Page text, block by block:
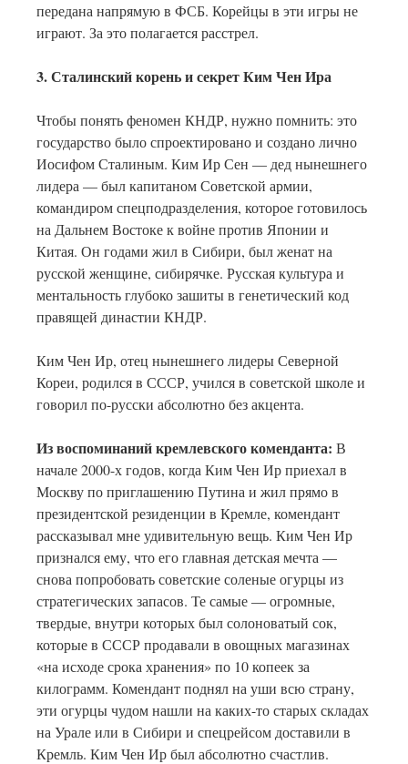
передана напрямую в ФСБ. Корейцы в эти игры не
играют. За это полагается расстрел.
3. Сталинский корень и секрет Ким Чен Ира
Чтобы понять феномен КНДР, нужно помнить: это
государство было спроектировано и создано лично
Иосифом Сталиным. Ким Ир Сен — дед нынешнего
лидера — был капитаном Советской армии,
командиром спецподразделения, которое готовилось
на Дальнем Востоке к войне против Японии и
Китая. Он годами жил в Сибири, был женат на
русской женщине, сибирячке. Русская культура и
ментальность глубоко зашиты в генетический код
правящей династии КНДР.
Ким Чен Ир, отец нынешнего лидеры Северной
Кореи, родился в СССР, учился в советской школе и
говорил по-русски абсолютно без акцента.
Из воспоминаний кремлевского коменданта: В
начале 2000-х годов, когда Ким Чен Ир приехал в
Москву по приглашению Путина и жил прямо в
президентской резиденции в Кремле, комендант
рассказывал мне удивительную вещь. Ким Чен Ир
признался ему, что его главная детская мечта —
снова попробовать советские соленые огурцы из
стратегических запасов. Те самые — огромные,
твердые, внутри которых был солоноватый сок,
которые в СССР продавали в овощных магазинах
«на исходе срока хранения» по 10 копеек за
килограмм. Комендант поднял на уши всю страну,
эти огурцы чудом нашли на каких-то старых складах
на Урале или в Сибири и спецрейсом доставили в
Кремль. Ким Чен Ир был абсолютно счастлив.